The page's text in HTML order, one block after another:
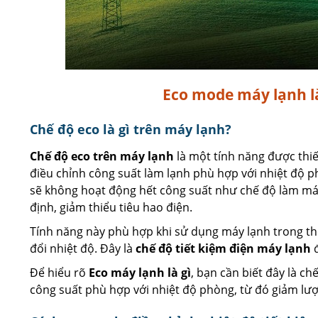
Eco mode máy lạnh
Chế độ eco là gì trên máy lạnh?
Chế độ eco trên máy lạnh là một tính năng được
điều chỉnh công suất làm lạnh phù hợp với nhiệt độ
sẽ không hoạt động hết công suất như chế độ làm
định, giảm thiểu tiêu hao điện.
Tính năng này phù hợp khi sử dụng máy lạnh trong
đổi nhiệt độ. Đây là chế độ tiết kiệm điện máy lạnh
Để hiểu rõ Eco máy lạnh là gì, bạn cần biết đây là
công suất phù hợp với nhiệt độ phòng, từ đó giảm